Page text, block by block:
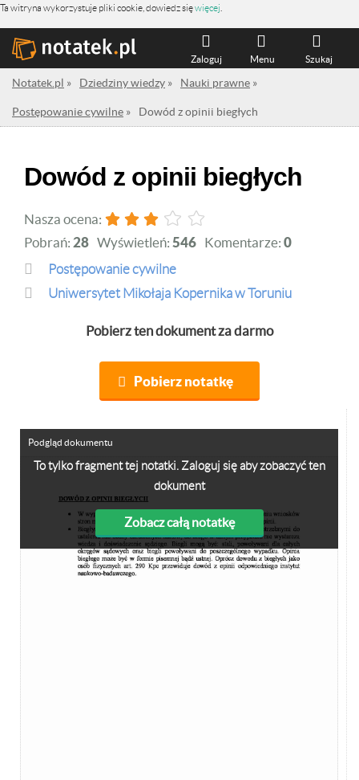
Ta witryna wykorzystuje pliki cookie, dowiedz sięwięcej
Szukaj
Menu
Zaloguj
Notatek.pl » Dziedziny wiedzy » Nauki prawne »
Postępowanie cywilne » Dowód z opinii biegłych
Dowód z opinii biegłych
Nasza ocena:
Pobrań: 28 Wyświetleń: 546 Komentarze: 0
Postępowanie cywilne
Uniwersytet Mikołaja Kopernika w Toruniu
Pobierz ten dokument za darmo
Pobierz notatkę
To tylko fragment tej notatki. Zaloguj się aby zobaczyć ten
dokument
Zobacz całą notatkę
Podgląd dokumentu